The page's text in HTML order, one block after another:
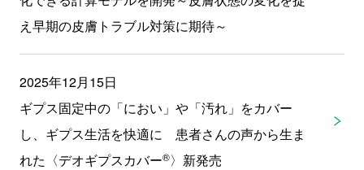
え早期の皮膚トラブル対策に期待～
2025年12月15日
ギプス固定中の「におい」や「汚れ」をカバー
し、ギプス生活を快適に 患者さんの声から生ま
れた〈デオギプスカバー®〉新発売